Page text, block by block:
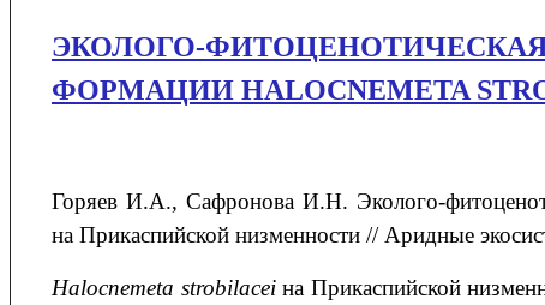
ЭКОЛОГО-
ФОРМАЦИИ HALOCNEMETA
Горяев И.А., Сафронова И.Н. Эколого-
на Прикаспийской низменности // Аридные
Halocnemeta strobilaceiна Прикаспийской